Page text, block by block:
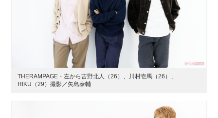
THERAMPAGE・左から吉野北人（26）、川村壱馬（26）、
RIKU（29）撮影／矢島泰輔